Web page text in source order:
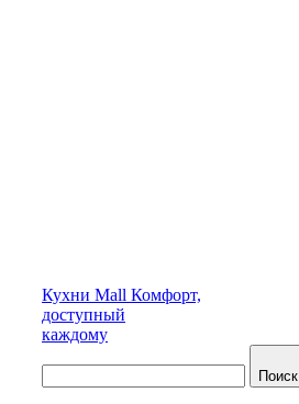
Кухни Mall Комфорт,
доступный
каждому
Поиск